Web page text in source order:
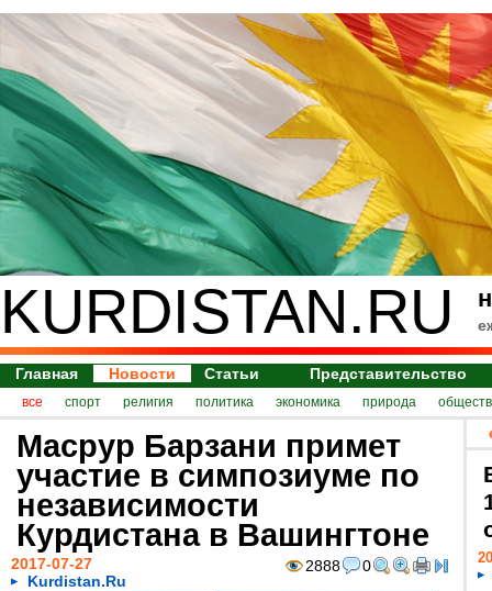
KURDISTAN.RU
Главная Новости Статьи Представительство
все спорт религия политика экономика природа
Масрур Барзани примет
участие в симпозиуме по
независимости
Курдистана в Вашингтоне
2888 0
2017-07-27
Kurdistan.Ru